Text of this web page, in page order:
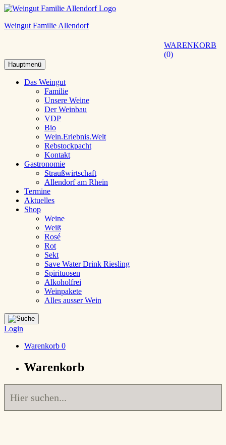
Weingut Familie Allendorf
WARENKORB
0
Hauptmenü
Das Weingut
Familie
Unsere Weine
Der Weinbau
VDP
Bio
Wein.Erlebnis.Welt
Rebstockpacht
Kontakt
Gastronomie
Straußwirtschaft
Allendorf am Rhein
Termine
Aktuelles
Shop
Weine
Weiß
Rosé
Rot
Sekt
Save Water Drink Riesling
Spirituosen
Alkoholfrei
Weinpakete
Alles ausser Wein
Login
Warenkorb 0
Warenkorb